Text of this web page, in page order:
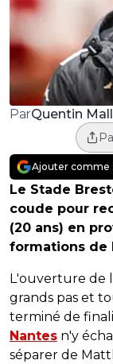
ParQuentin
Ajouter comme
Le Stade
coude pour
(20 ans) en
formations de
L'ouverture de
grands pas et
terminé de
Nantes n'y
séparer de